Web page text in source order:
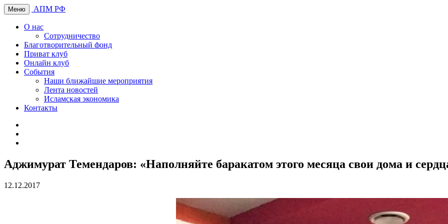
Меню АПМ РФ
О нас
Сотрудничество
Благотворительный фонд
Приват клуб
Онлайн клуб
События
Наши ближайшие мероприятия
Лента новостей
Исламская экономика
Контакты
Аджимурат Темендаров: «Наполняйте баракатом этого месяца свои дома и
12.12.2017